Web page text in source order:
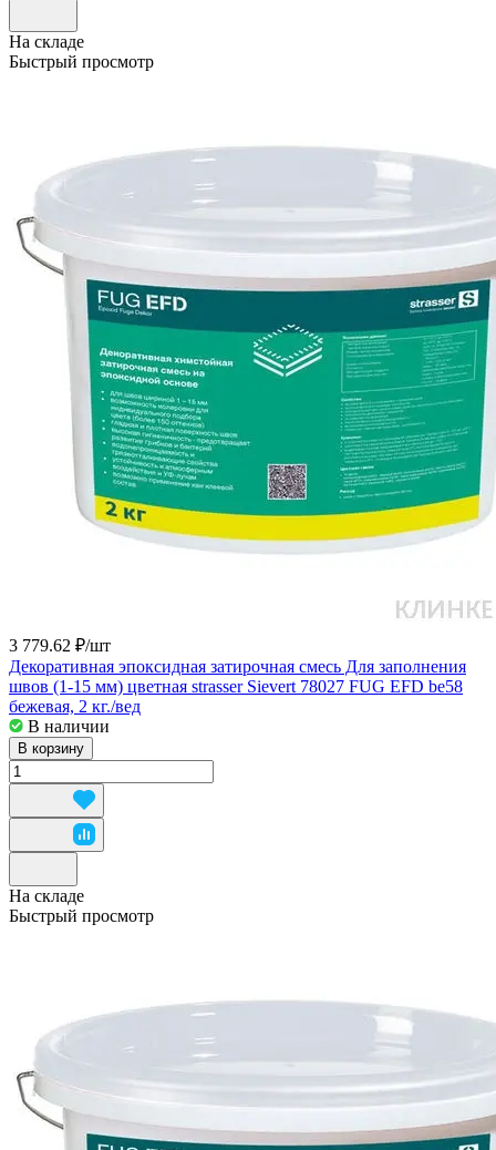
На складе
Быстрый просмотр
3 779.62 ₽/шт
Декоративная эпоксидная затирочная смесь Для заполнения
швов (1-15 мм) цветная strasser Sievert 78027 FUG EFD be58
бежевая, 2 кг./вед
В наличии
В корзину
На складе
Быстрый просмотр